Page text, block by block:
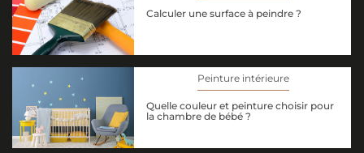
Calculer une surface à peindre ?
Peinture intérieure
Quelle couleur et peinture choisir pour
la chambre de bébé ?